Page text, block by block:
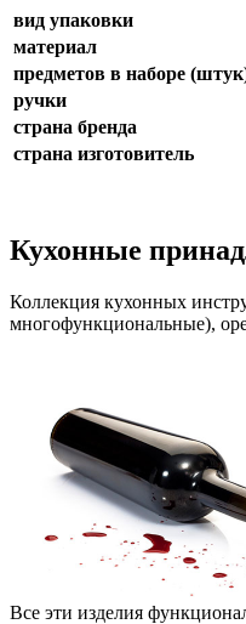
вид упаковки
материал
предметов в наборе
ручки
страна бренда
страна изготовитель
Кухонные
Коллекция кухонных
многофункциональные),
Все эти изделия